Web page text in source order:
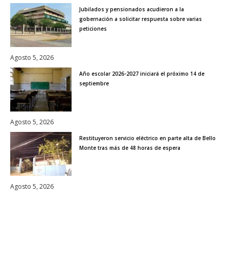
Jubilados y pensionados acudieron a la
gobernación a solicitar respuesta sobre varias
peticiones
Agosto 5, 2026
Año escolar 2026-2027 iniciará el próximo 14 de
septiembre
Agosto 5, 2026
Restituyeron servicio eléctrico en parte alta de Bello
Monte tras más de 48 horas de espera
Agosto 5, 2026